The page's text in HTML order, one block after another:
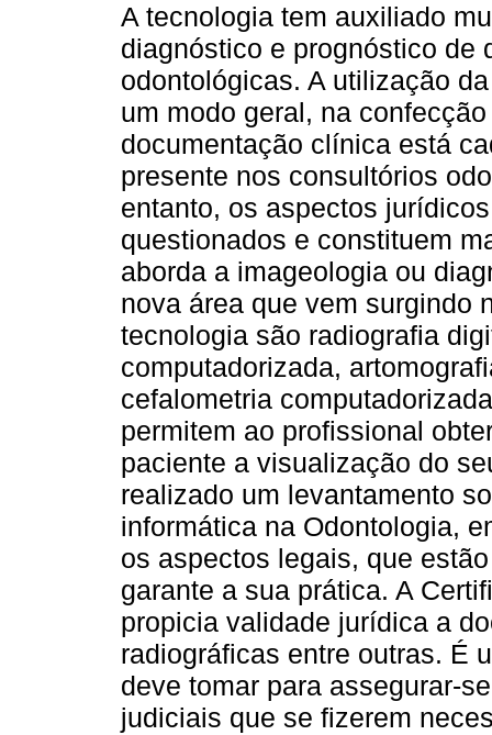
A tecnologia tem auxiliado
diagnóstico e prognóstico de
odontológicas. A utilização
um modo geral, na
documentação clínica está
presente nos consultórios
entanto, os aspectos
questionados e constituem
aborda a imageologia ou
nova área que vem surgindo
tecnologia são radiografia
computadorizada,
cefalometria
permitem ao profissional
paciente a visualização do
realizado um levantamento
informática na Odontologia,
os aspectos legais, que
garante a sua prática. A
propicia validade jurídica a
radiográficas entre outras. É
deve tomar para assegurar-
judiciais que se fizerem